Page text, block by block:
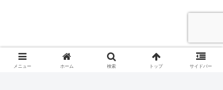
メニュー ホーム 検索 トップ サイドバー